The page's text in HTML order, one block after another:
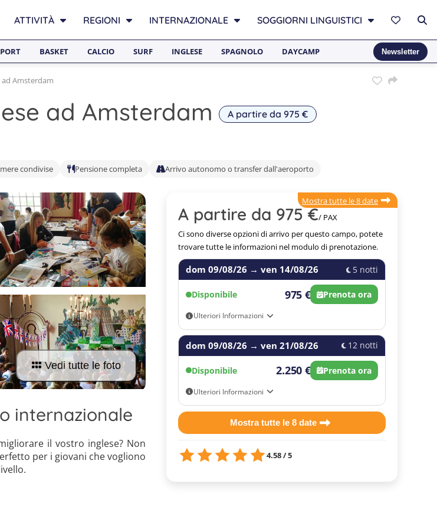
ATTIVITÀ REGIONI INTERNAZIONALE SOGGIORNI LINGUISTICI
BASKET CALCIO SURF INGLESE SPAGNOLO DAYCAMP Newsletter
Amsterdam
ad Amsterdam A partire da 975 €
condivise Pensione completa Arrivo autonomo o transfer dall'aeroporto
A partire da 975 €/ PAX
Mostra tutte le 8 date
Ci sono diverse opzioni di arrivo per questo campo, potete
trovare tutte le informazioni nel modulo di prenotazione.
dom 09/08/26 →ven 14/08/26 5 notti
Disponibile 975 € Prenota ora
Ulteriori Informazioni
Opzioni di arrivo e partenza: Arrivo indipendente,
Trasferimento dall'aeroporto di Amsterdam A/R,
Trasferimento dall'aeroporto di Amsterdam unica
dom 09/08/26 →ven 21/08/26 12 notti
Disponibile 2.250 € Prenota ora
Ulteriori Informazioni
Opzioni di arrivo e partenza: Arrivo indipendente,
Trasferimento dall'aeroporto di Amsterdam A/R,
Mostra tutte le 8 date
4.58 / 5
Vedi tutte le foto
internazionale
il vostro inglese? Non
per i giovani che vogliono